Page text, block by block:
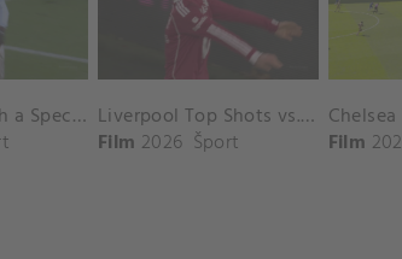
Aston Villa with a Spectacular Goal vs. Nottingham Forest
Liverpool Top Shots vs. Fulham
Film 2026 Šport
Film